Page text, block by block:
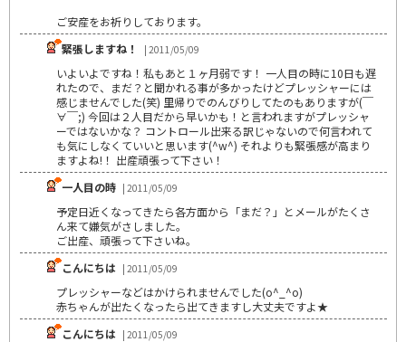
ご安産をお祈りしております。
緊張しますね！
| 2011/05/09
いよいよですね！私もあと１ヶ月弱です！ 一人目の時に10日も遅
れたので、まだ？と聞かれる事が多かったけどプレッシャーには
感じませんでした(笑) 里帰りでのんびりしてたのもありますが(￣
∀￣;) 今回は２人目だから早いかも！と言われますがプレッシャ
ーではないかな？ コントロール出来る訳じゃないので何言われて
も気にしなくていいと思います(^w^) それよりも緊張感が高まり
ますよね!！ 出産頑張って下さい！
一人目の時 | 2011/05/09
予定日近くなってきたら各方面から「まだ？」とメールがたくさ
ん来て嫌気がさしました。
ご出産、頑張って下さいね。
こんにちは | 2011/05/09
プレッシャーなどはかけられませんでした(o^_^o)
赤ちゃんが出たくなったら出てきますし大丈夫ですよ★
こんにちは | 2011/05/09